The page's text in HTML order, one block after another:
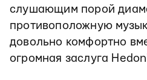
слушающим порой
противоположную
довольно комфортно
огромная заслуга